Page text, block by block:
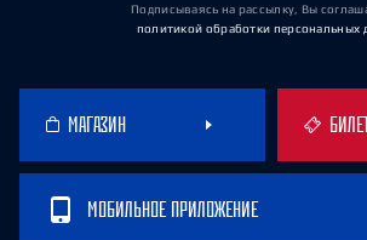
Подписываясь на рассылку, Вы
политикой обработки персональных
МАГАЗИН
МОБИЛЬНОЕ ПРИЛОЖЕНИЕ